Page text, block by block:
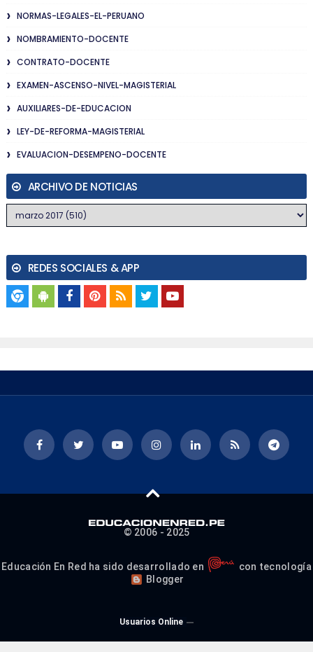
NORMAS-LEGALES-EL-PERUANO
NOMBRAMIENTO-DOCENTE
CONTRATO-DOCENTE
EXAMEN-ASCENSO-NIVEL-MAGISTERIAL
AUXILIARES-DE-EDUCACION
LEY-DE-REFORMA-MAGISTERIAL
EVALUACION-DESEMPENO-DOCENTE
ARCHIVO DE NOTICIAS
REDES SOCIALES & APP
© 2006 - 2025
Educación En Red ha sido desarrollado en
con tecnología
Blogger
Usuarios Online